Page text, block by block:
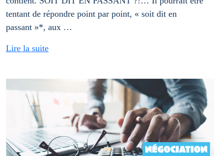
tentant de répondre point par point, « soit dit en
passant »*, aux …
Lire la suite